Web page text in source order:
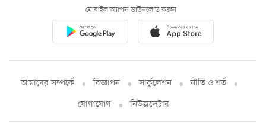
মোবাইল অ্যাপস ডাউনলোড করুন
আমাদের সম্পর্কে বিজ্ঞাপন সার্কুলেশন
নীতি ও শর্ত
যোগাযোগ
নিউজলেটার